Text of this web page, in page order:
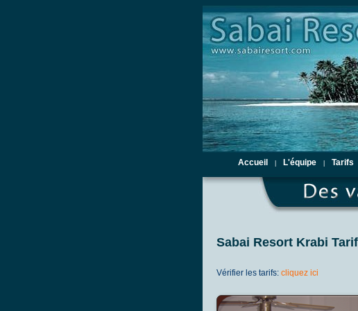
Accueil L'équipe Tarifs
Sabai Resort Krabi
Vérifier les tarifs: cliquez ici